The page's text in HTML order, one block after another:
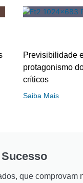
Previsibilidade
protagonismo
críticos
Saiba Mais
que comprovam